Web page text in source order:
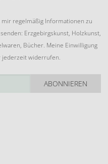
regelmäßig Informationen zu
Erzgebirgskunst, Holzkunst,
Bücher. Meine Einwilligung
jederzeit widerrufen.
ABONNIEREN